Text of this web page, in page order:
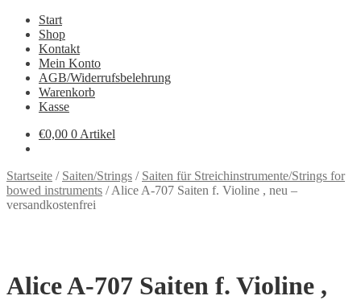
Start
Shop
Kontakt
Mein Konto
AGB/Widerrufsbelehrung
Warenkorb
Kasse
€0,00 0 Artikel
Startseite / Saiten/Strings / Saiten für Streichinstrumente/Strings for
bowed instruments /Alice A-707 Saiten f. Violine , neu –
versandkostenfrei
Alice A-707 Saiten f. Violine ,